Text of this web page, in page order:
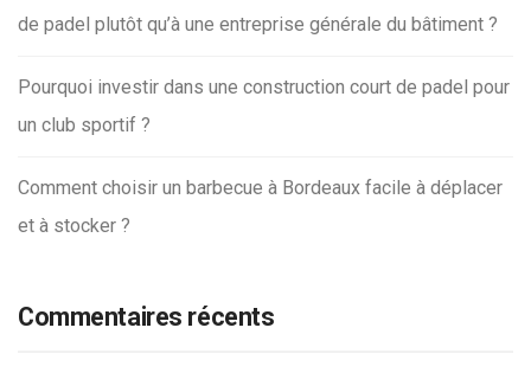
de padel plutôt qu’à une entreprise générale du bâtiment ?
Pourquoi investir dans une construction court de padel pour
un club sportif ?
Comment choisir un barbecue à Bordeaux facile à déplacer
et à stocker ?
Commentaires récents